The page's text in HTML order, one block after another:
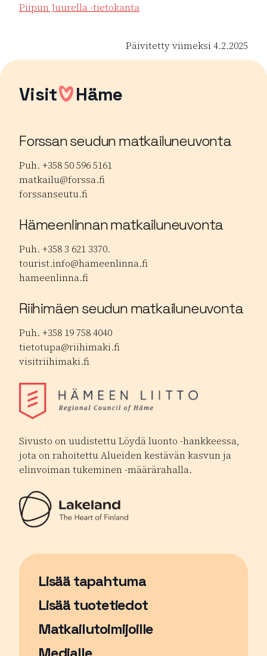
Piipun Juurella -tietokanta
Päivitetty viimeksi 4.2.2025
Visit Häme
Forssan seudun matkailuneuvonta
Puh. +358 50 596 5161
matkailu@forssa.fi
forssanseutu.fi
Hämeenlinnan matkailuneuvonta
Puh. +358 3 621 3370.
tourist.info@hameenlinna.fi
hameenlinna.fi
Riihimäen seudun matkailuneuvonta
Puh. +358 19 758 4040
tietotupa@riihimaki.fi
visitriihimaki.fi
Sivusto on uudistettu Löydä luonto -hankkeessa,
jota on rahoitettu Alueiden kestävän kasvun ja
elinvoiman tukeminen -määrärahalla.
Lisää tapahtuma
Sivu avautuu uudessa ikkunassa
Lisää tuotetiedot
Matkailutoimijoille